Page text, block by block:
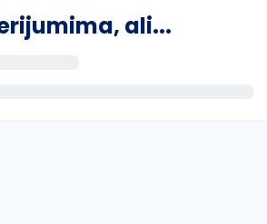
ali...